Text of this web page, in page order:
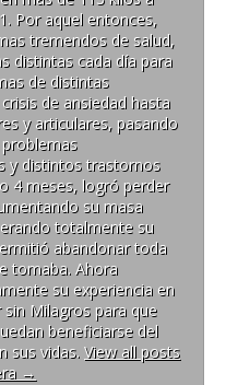
Por aquel entonces,
tremendos de salud,
distintas cada día para
de distintas
de ansiedad hasta
y articulares, pasando
y distintos trastornos
4 meses, logró perder
su masa
totalmente su
abandonar toda
tomaba. Ahora
su experiencia en
sin Milagros para que
beneficiarse del
sus vidas. View all posts
→